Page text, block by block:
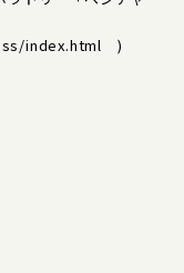
index.html )